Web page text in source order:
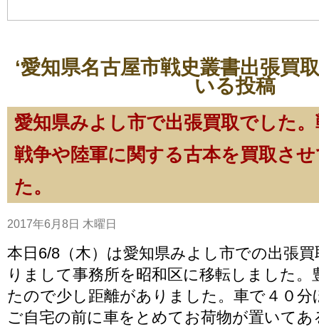
‘愛知県名古屋市戦史叢書出張買
いる投稿
愛知県みよし市で出張買取でした
戦争や陸軍に関する古本を買取さ
た。
2017年6月8日 木曜日
本日6/8（木）は愛知県みよし市での出張
りまして事務所を昭和区に移転しました。
たので少し距離がありました。車で４０
ご自宅の前に車をとめてお荷物が置いて